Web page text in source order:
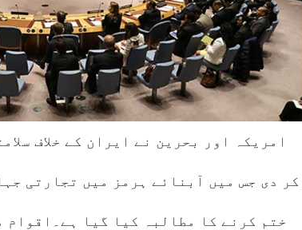
امریکہ اور بحرین نے ایران کے خلاف
کر دی جس میں آبنائے ہرمز میں تجارتی
ختم کرنے کا مطالبہ کیا گیا ہے۔اقوام